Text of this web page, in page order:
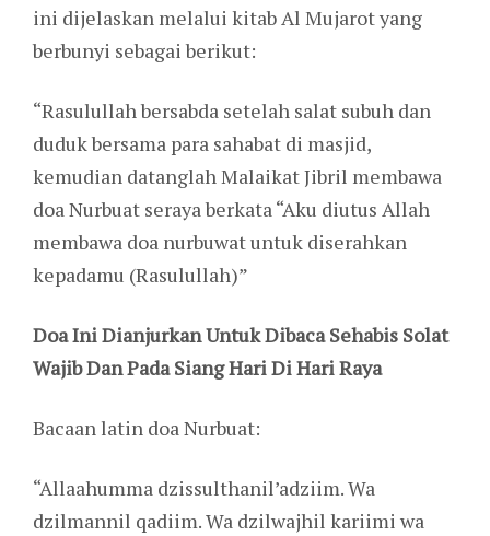
ini dijelaskan melalui kitab Al Mujarot yang
berbunyi sebagai berikut:
“Rasulullah bersabda setelah salat subuh dan
duduk bersama para sahabat di masjid,
kemudian datanglah Malaikat Jibril membawa
doa Nurbuat seraya berkata “Aku diutus Allah
membawa doa nurbuwat untuk diserahkan
kepadamu (Rasulullah)”
Doa Ini Dianjurkan Untuk Dibaca Sehabis Solat
Wajib Dan Pada Siang Hari Di Hari Raya
Bacaan latin doa Nurbuat:
“Allaahumma dzissulthanil’adziim. Wa
dzilmannil qadiim. Wa dzilwajhil kariimi wa